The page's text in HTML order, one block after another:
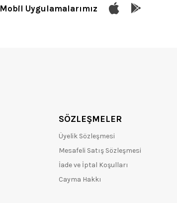
Mobil Uygulamalarımız
SÖZLEŞMELER
Üyelik Sözleşmesi
Mesafeli Satış Sözleşmesi
İade ve İptal Koşulları
Cayma Hakkı